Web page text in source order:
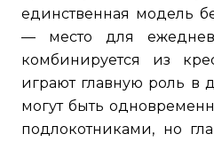
единственная модель
— место для
комбинируется из
играют главную роль в
могут быть
подлокотниками, но